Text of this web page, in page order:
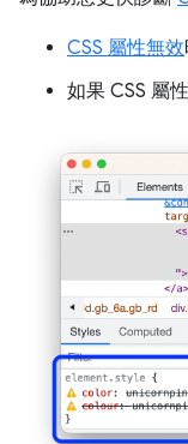
CSS 屬性無效
如果 CSS 屬